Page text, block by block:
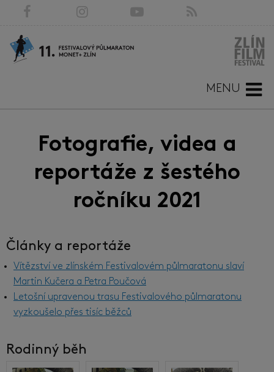
MENU
Fotografie, videa a
reportáže z šestého
ročníku 2021
Články a reportáže
Vítězství ve zlínském Festivalovém půlmaratonu slaví
Martin Kučera a Petra Poučová
Letošní upravenou trasu Festivalového půlmaratonu
vyzkoušelo přes tisíc běžců
Rodinný běh